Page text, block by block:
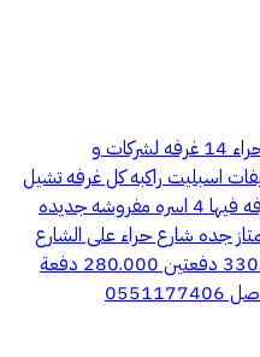
سكن عمال للإيجار بحي المروة شارع حراء 14 غرفه لشركات و
اسبليت راكبه كل غرفه تشيل
4 عمال كل غرفه مكيف اسبلت كل غرفه فيها 4 اسره مفروشه جديده
ممتاز جده شارع حراء على الشارع
التجاري عقد 3 سنوات المطلوب 330.000 دفعتين 280.000 دفعة